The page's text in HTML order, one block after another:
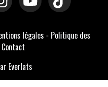
légales - Politique des
Contact
Everlats